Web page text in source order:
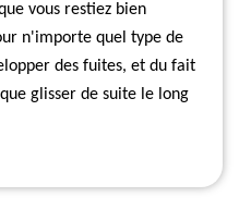
vous restiez bien
n'importe quel type de
des fuites, et du fait
glisser de suite le long